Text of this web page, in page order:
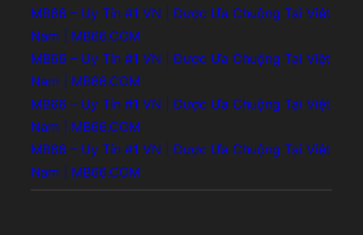
MB66 – Uy Tín #1 VN | Được Ưa Chuộng Tại Việt
Nam | MB66.COM
MB66 – Uy Tín #1 VN | Được Ưa Chuộng Tại Việt
Nam | MB66.COM
MB66 – Uy Tín #1 VN | Được Ưa Chuộng Tại Việt
Nam | MB66.COM
MB66 – Uy Tín #1 VN | Được Ưa Chuộng Tại Việt
Nam | MB66.COM